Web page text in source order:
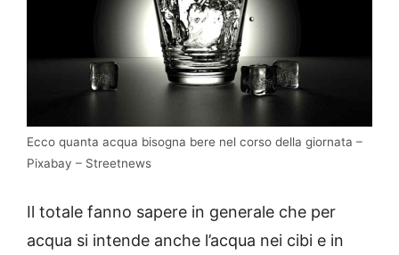
Ecco quanta acqua bisogna bere nel corso della giornata –
Pixabay – Streetnews
Il totale fanno sapere in generale che per
acqua si intende anche l’acqua nei cibi e in